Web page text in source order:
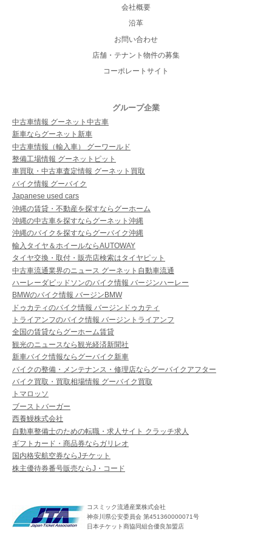
会社概要
沿革
お問い合わせ
店舗・テナント物件の募集
コーポレートサイト
グループ企業
中古車情報 グーネット中古車
新車ならグーネット新車
中古車情報（輸入車） グーワールド
整備工場情報 グーネットピット
車買取・中古車査定情報 グーネット買取
バイク情報 グーバイク
Japanese used cars
沖縄の賃貸・不動産を探すならグーホーム
沖縄の中古車を探すならグーネット沖縄
沖縄のバイクを探すならグーバイク沖縄
輸入タイヤ＆ホイールならAUTOWAY
タイヤ交換・取付・販売店検索はタイヤピット
中古車流通業界のニュース グーネット自動車流通
ハーレーダビッドソンのバイク情報 バージンハーレー
BMWのバイク情報 バージンBMW
ドゥカティのバイク情報 バージンドゥカティ
トライアンフのバイク情報 バージントライアンフ
全国の賃貸ならグーホーム賃貸
観光のニュースなら観光経済新聞社
新車バイク情報ならグーバイク新車
バイクの整備・メンテナンス・修理店ならグーバイクアフター
バイク買取・買取相場情報 グーバイク買取
トマロッソ
ブーストバーガー
西養鰻株式会社
自動車整備士のための転職・求人サイト クラッチ求人
ギフトカード・商品券ならガリレオ
国内格安航空券ならJチケット
株主優待券番号販売ならJ・コード
コスミック流通産業株式会社
神奈川県公安委員会 第451360000071号
日本チケット商協同組合優良加盟店